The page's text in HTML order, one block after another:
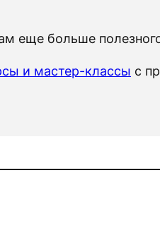
еще больше
и мастер-классы с